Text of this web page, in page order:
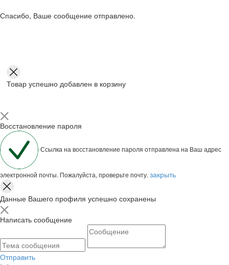
Спасибо, Ваше сообщение отправлено.
Товар успешно добавлен в корзину
Восстановление пароля
Ссылка на восстановление пароля отправлена на Ваш адрес
электронной почты. Пожалуйста, проверьте почту. закрыть
Данные Вашего профиля успешно сохранены
Написать сообщение
Отправить